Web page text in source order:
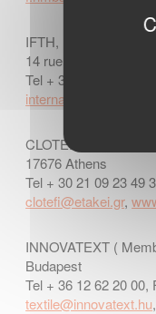
IFTH, Institut
14 rue des
Tel + 33 1 44 08 19
international@ifth.org
CLOTEFI S.A, Etakai
17676 Athens
Tel + 30 21 09 23 49
clotefi@etakei.gr,
INNOVATEXT (
Budapest
Tel + 36 12 62 20 00,
textile@innovatext.hu